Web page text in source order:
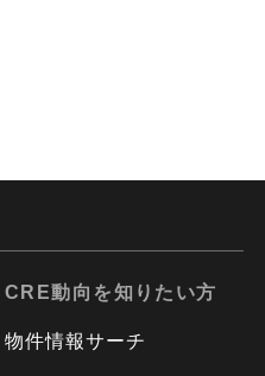
CRE動向を知りたい方
物件情報サーチ